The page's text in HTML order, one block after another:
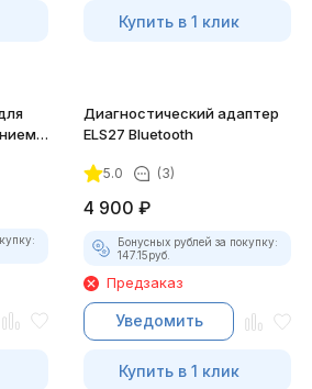
Купить в 1 клик
Диагностический адаптер
ELS27 Bluetooth
5.0 (3)
4 900 ₽
Бонусных рублей за покупку:
147.15руб.
Предзаказ
Уведомить
Купить в 1 клик